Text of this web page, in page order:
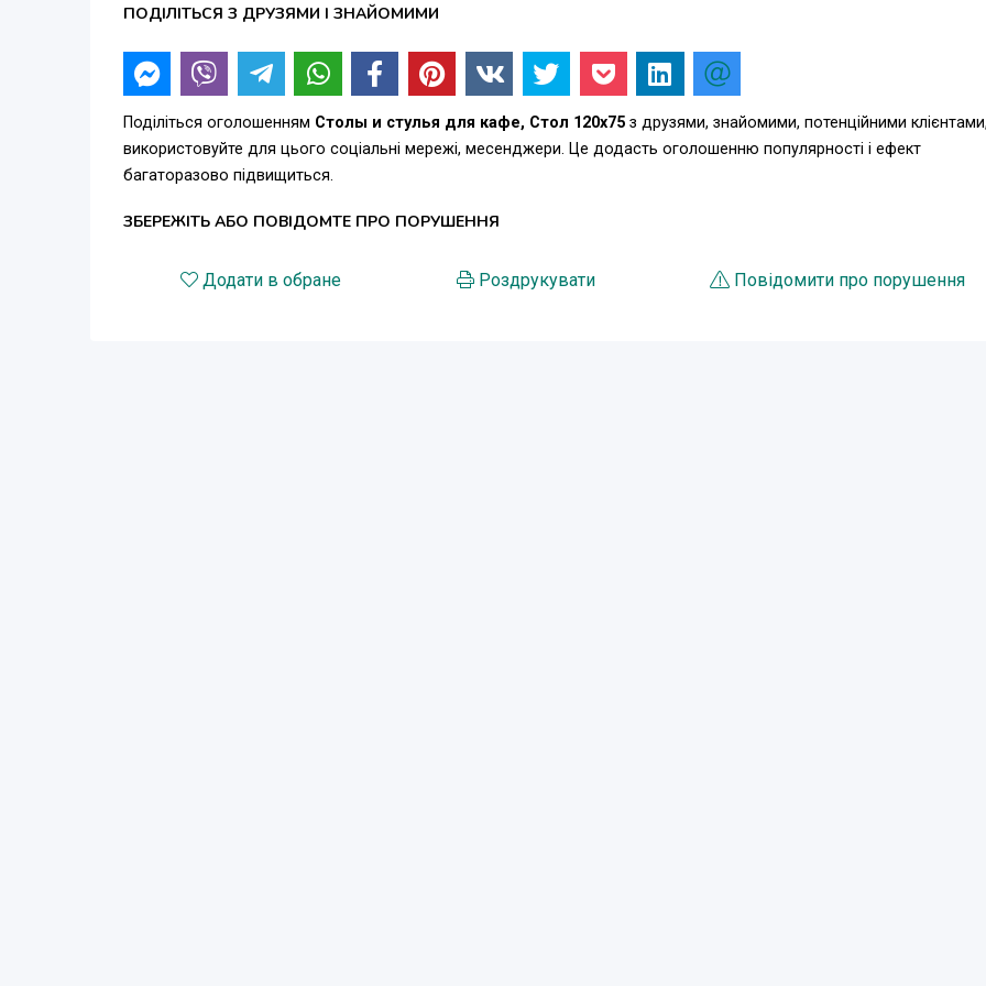
ПОДІЛІТЬСЯ З ДРУЗЯМИ І ЗНАЙОМИМИ
Поділіться оголошенням Столы и стулья для кафе, Стол 120х75 з друзями, знайомими, потенційними
використовуйте для цього соціальні мережі, месенджери. Це додасть оголошенню популярності і ефект
багаторазово підвищиться.
ЗБЕРЕЖІТЬ АБО ПОВІДОМТЕ ПРО ПОРУШЕННЯ
Додати в обране Роздрукувати Повідомити про порушення